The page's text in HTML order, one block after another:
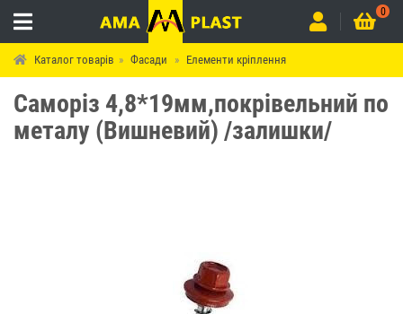
0
Каталог товарів Фасади Елементи кріплення
Саморіз 4,8*19мм,покрівельний по
металу (Вишневий) /залишки/